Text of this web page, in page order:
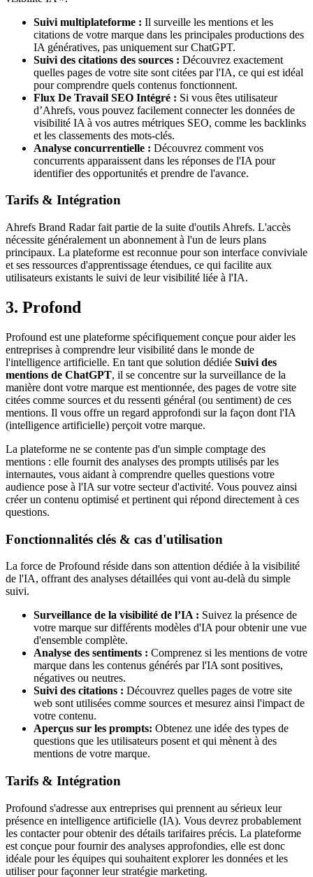
Suivi multiplateforme : Il surveille les mentions et les
citations de votre marque dans les principales productions des
IA génératives, pas uniquement sur ChatGPT.
Suivi des citations des sources : Découvrez exactement
quelles pages de votre site sont citées par l'IA, ce qui est idéal
pour comprendre quels contenus fonctionnent.
Flux De Travail SEO Intégré : Si vous êtes utilisateur
d’Ahrefs, vous pouvez facilement connecter les données de
visibilité IA à vos autres métriques SEO, comme les backlinks
et les classements des mots-clés.
Analyse concurrentielle : Découvrez comment vos
concurrents apparaissent dans les réponses de l'IA pour
identifier des opportunités et prendre de l'avance.
Tarifs & Intégration
Ahrefs Brand Radar fait partie de la suite d'outils Ahrefs. L'accès
nécessite généralement un abonnement à l'un de leurs plans
principaux. La plateforme est reconnue pour son interface conviviale
et ses ressources d'apprentissage étendues, ce qui facilite aux
utilisateurs existants le suivi de leur visibilité liée à l'IA.
3. Profond
Profound est une plateforme spécifiquement conçue pour aider les
entreprises à comprendre leur visibilité dans le monde de
l'intelligence artificielle. En tant que solution dédiée Suivi des
mentions de ChatGPT, il se concentre sur la surveillance de la
manière dont votre marque est mentionnée, des pages de votre site
citées comme sources et du ressenti général (ou sentiment) de ces
mentions. Il vous offre un regard approfondi sur la façon dont l'IA
(intelligence artificielle) perçoit votre marque.
La plateforme ne se contente pas d'un simple comptage des
mentions : elle fournit des analyses des prompts utilisés par les
internautes, vous aidant à comprendre quelles questions votre
audience pose à l'IA sur votre secteur d'activité. Vous pouvez ainsi
créer un contenu optimisé et pertinent qui répond directement à ces
questions.
Fonctionnalités clés & cas d'utilisation
La force de Profound réside dans son attention dédiée à la visibilité
de l'IA, offrant des analyses détaillées qui vont au-delà du simple
suivi.
Surveillance de la visibilité de l’IA : Suivez la présence de
votre marque sur différents modèles d'IA pour obtenir une vue
d'ensemble complète.
Analyse des sentiments : Comprenez si les mentions de votre
marque dans les contenus générés par l'IA sont positives,
négatives ou neutres.
Suivi des citations : Découvrez quelles pages de votre site
web sont utilisées comme sources et mesurez ainsi l'impact de
votre contenu.
Aperçus sur les prompts: Obtenez une idée des types de
questions que les utilisateurs posent et qui mènent à des
mentions de votre marque.
Tarifs & Intégration
Profound s'adresse aux entreprises qui prennent au sérieux leur
présence en intelligence artificielle (IA). Vous devrez probablement
les contacter pour obtenir des détails tarifaires précis. La plateforme
est conçue pour fournir des analyses approfondies, elle est donc
idéale pour les équipes qui souhaitent explorer les données et les
utiliser pour façonner leur stratégie marketing.